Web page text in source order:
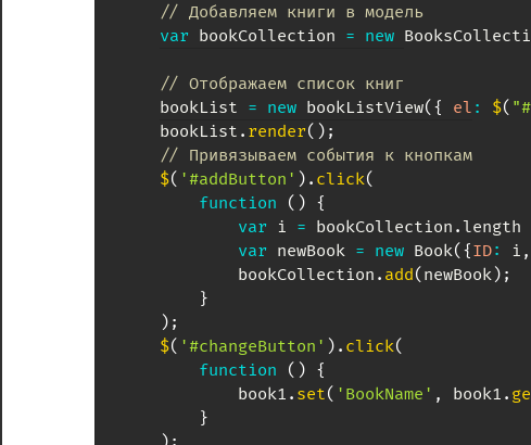
// Добавляем книги в модель
var bookCollection = new
// Отображаем список книг
	bookList
= new bookListView( { el : $(
	bookList
. render( ) ;
// Привязываем события к кнопкам
$( '#addButton' ) . click(
function
( ) {
var i = bookCollection . length
var newBook = new Book( {ID: i ,
			bookCollection
. add( newBook) ;
}
) ;
$( '#changeButton' ) . click(
function
( ) {
			book1
. set( 'BookName' , book1 .
}